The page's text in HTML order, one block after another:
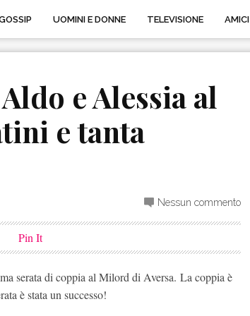
UOMINI E DONNE TELEVISIONE AMICI
e Alessia al
e tanta
Nessun commento
Pin It
serata di coppia al Milord di Aversa. La coppia è
è stata un successo!